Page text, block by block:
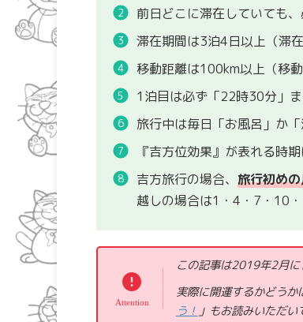
前日どこに滞在していても
滞在期間は3泊4日以上（滞
移動距離は100km以上（移
1泊目は必ず「22時30分」
旅行中は毎日「お風呂」か
『吉方位効果』が表れる時
吉方旅行の場合、旅行初め
越しの場合は1・4・7・10
この記事は2019年2月に
実際に開運するかどう
う！ 」もお読みいただい